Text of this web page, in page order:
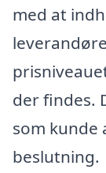
med at
der findes.
som
beslutning.